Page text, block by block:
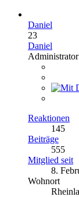
Daniel
23
Daniel
Administrator
Reaktionen
145
Beiträge
555
Mitglied seit
8.
Wohnort